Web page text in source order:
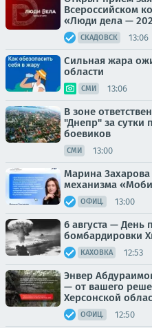
Всероссийском
«Люди дела —
СКАДОВСК 13:06
Сильная жара
области
СМИ 13:06
В зоне
"Днепр" за сутки
боевиков
СМИ 13:00
Марина Захарова
механизма
ОФИЦ. 13:00
6 августа — День
бомбардировки
КАХОВКА 12:53
Энвер
— от вашего
Херсонской
ОФИЦ. 12:50